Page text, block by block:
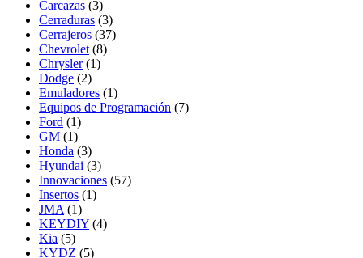
Carcazas (3)
Cerraduras (3)
Cerrajeros (37)
Chevrolet (8)
Chrysler (1)
Dodge (2)
Emuladores (1)
Equipos de Programación (7)
Ford (1)
GM (1)
Honda (3)
Hyundai (3)
Innovaciones (57)
Insertos (1)
JMA (1)
KEYDIY (4)
Kia (5)
KYDZ (5)